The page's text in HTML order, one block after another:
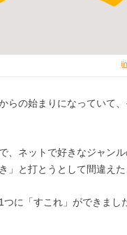
らの始まりになっていて
、ネットで好きなジャン
」と打とうとして間違え
に「すこれ」ができまし